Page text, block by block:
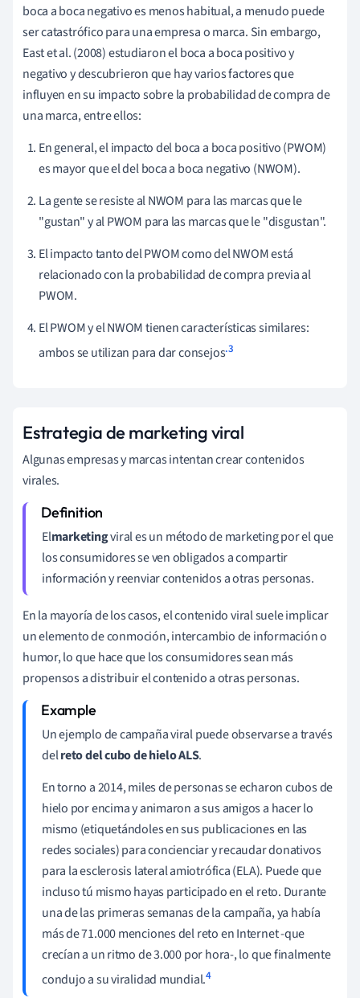
boca a boca negativo es menos habitual, a menudo puede
ser catastrófico para una empresa o marca. Sin embargo,
East et al. (2008) estudiaron el boca a boca positivo y
negativo y descubrieron que hay varios factores que
influyen en su impacto sobre la probabilidad de compra de
una marca, entre ellos:
En general, el impacto del boca a boca positivo (PWOM)
es mayor que el del boca a boca negativo (NWOM).
La gente se resiste al NWOM para las marcas que le
"gustan" y al PWOM para las marcas que le "disgustan".
El impacto tanto del PWOM como del NWOM está
relacionado con la probabilidad de compra previa al
PWOM.
El PWOM y el NWOM tienen características similares:
ambos se utilizan para dar consejos.3
Estrategia de marketing viral
Algunas empresas y marcas intentan crear contenidos
virales.
Elmarketingviral es un método de marketing por el que
los consumidores se ven obligados a compartir
información y reenviar contenidos a otras personas.
En la mayoría de los casos, el contenido viral suele implicar
un elemento de conmoción, intercambio de información o
humor, lo que hace que los consumidores sean más
propensos a distribuir el contenido a otras personas.
Un ejemplo de campaña viral puede observarse a través
delreto del cubo de hielo ALS.
En torno a 2014, miles de personas se echaron cubos de
hielo por encima y animaron a sus amigos a hacer lo
mismo (etiquetándoles en sus publicaciones en las
redes sociales) para concienciar y recaudar donativos
para laesclerosis lateral amiotrófica (ELA). Puede que
incluso tú mismo hayas participado en el reto. Durante
una de las primeras semanas de la campaña, ya había
más de 71.000 menciones del reto en Internet -que
crecían a un ritmo de 3.000 por hora-, lo que finalmente
condujo a su viralidad mundial.4